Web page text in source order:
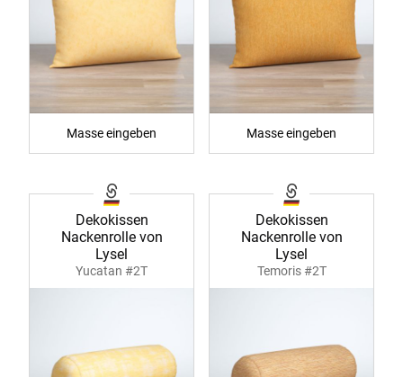
Masse eingeben Masse eingeben
Dekokissen
Nackenrolle von
Lysel
Yucatan #2T
Dekokissen
Nackenrolle von
Lysel
Temoris #2T